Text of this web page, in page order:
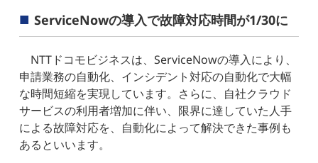
ServiceNowの導入で故障対応時間が1/30に
NTTドコモビジネスは、ServiceNowの導入により、
申請業務の自動化、インシデント対応の自動化で大幅
な時間短縮を実現しています。さらに、自社クラウド
サービスの利用者増加に伴い、限界に達していた人手
による故障対応を、自動化によって解決できた事例も
あるといいます。